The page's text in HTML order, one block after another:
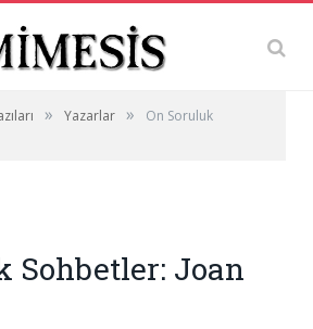
» Yazarlar »
On Soruluk
Sohbetler: Joan